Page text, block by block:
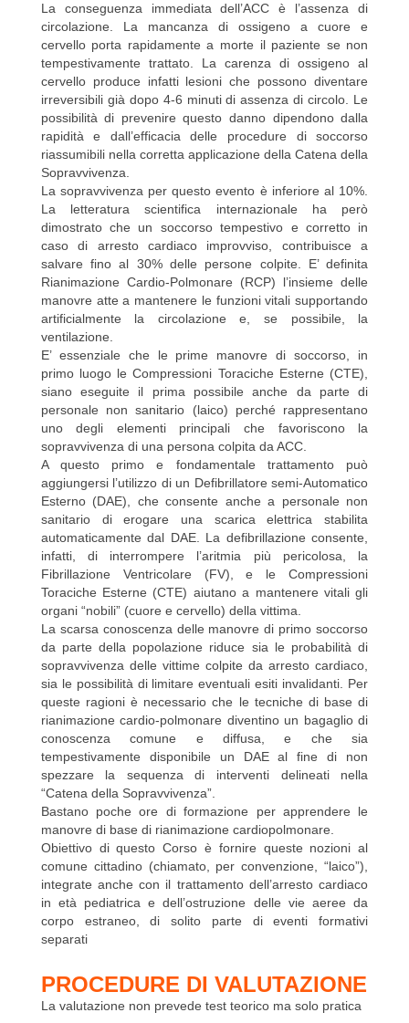
404
Not Found
The resource requested could not be found on this server!
La conseguenza immediata dell’ACC è l’assenza di
circolazione. La mancanza di ossigeno a cuore e
cervello porta rapidamente a morte il paziente se non
tempestivamente trattato. La carenza di ossigeno al
cervello produce infatti lesioni che possono diventare
irreversibili già dopo 4-6 minuti di assenza di circolo. Le
possibilità di prevenire questo danno dipendono dalla
rapidità e dall’efficacia delle procedure di soccorso
riassumibili nella corretta applicazione della Catena della
Sopravvivenza.
La sopravvivenza per questo evento è inferiore al 10%.
La letteratura scientifica internazionale ha però
dimostrato che un soccorso tempestivo e corretto in
caso di arresto cardiaco improvviso, contribuisce a
salvare fino al 30% delle persone colpite. E’ definita
Rianimazione Cardio-Polmonare (RCP) l’insieme delle
manovre atte a mantenere le funzioni vitali supportando
artificialmente la circolazione e, se possibile, la
ventilazione.
E’ essenziale che le prime manovre di soccorso, in
primo luogo le Compressioni Toraciche Esterne (CTE),
siano eseguite il prima possibile anche da parte di
personale non sanitario (laico) perché rappresentano
uno degli elementi principali che favoriscono la
sopravvivenza di una persona colpita da ACC.
A questo primo e fondamentale trattamento può
aggiungersi l’utilizzo di un Defibrillatore semi-Automatico
Esterno (DAE), che consente anche a personale non
sanitario di erogare una scarica elettrica stabilita
automaticamente dal DAE. La defibrillazione consente,
infatti, di interrompere l’aritmia più pericolosa, la
Fibrillazione Ventricolare (FV), e le Compressioni
Toraciche Esterne (CTE) aiutano a mantenere vitali gli
organi “nobili” (cuore e cervello) della vittima.
La scarsa conoscenza delle manovre di primo soccorso
da parte della popolazione riduce sia le probabilità di
sopravvivenza delle vittime colpite da arresto cardiaco,
sia le possibilità di limitare eventuali esiti invalidanti. Per
queste ragioni è necessario che le tecniche di base di
rianimazione cardio-polmonare diventino un bagaglio di
conoscenza comune e diffusa, e che sia
tempestivamente disponibile un DAE al fine di non
spezzare la sequenza di interventi delineati nella
“Catena della Sopravvivenza”.
Bastano poche ore di formazione per apprendere le
manovre di base di rianimazione cardiopolmonare.
Obiettivo di questo Corso è fornire queste nozioni al
comune cittadino (chiamato, per convenzione, “laico”),
integrate anche con il trattamento dell’arresto cardiaco
in età pediatrica e dell’ostruzione delle vie aeree da
corpo estraneo, di solito parte di eventi formativi
separati
PROCEDURE DI VALUTAZIONE
La valutazione non prevede test teorico ma solo pratica